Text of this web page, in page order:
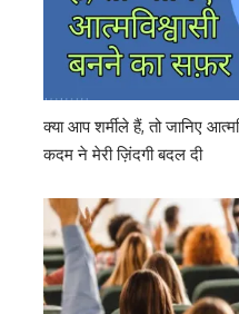
क्या आप शर्मीले हैं, तो जानिए
कदम ने मेरी ज़िंदगी बदल दी